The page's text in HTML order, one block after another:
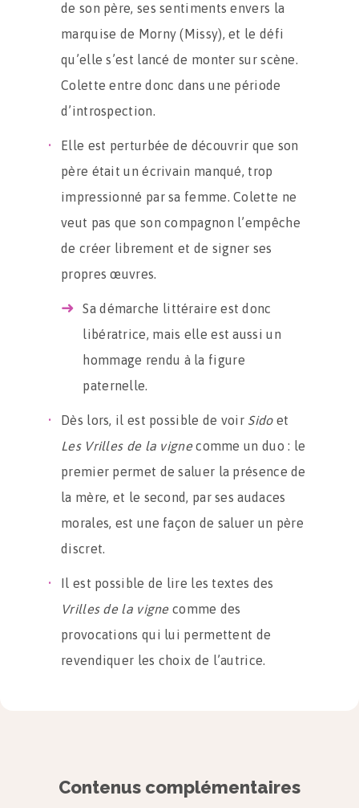
de son père, ses sentiments envers la
marquise de Morny (Missy), et le défi
qu’elle s’est lancé de monter sur scène.
Colette entre donc dans une période
d’introspection.
Elle est perturbée de découvrir que son
père était un écrivain manqué, trop
impressionné par sa femme. Colette ne
veut pas que son compagnon l’empêche
de créer librement et de signer ses
propres œuvres.
Sa démarche littéraire est donc
libératrice, mais elle est aussi un
hommage rendu à la figure
paternelle.
Dès lors, il est possible de voir Sidoet
Les Vrilles de la vignecomme un duo : le
premier permet de saluer la présence de
la mère, et le second, par ses audaces
morales, est une façon de saluer un père
discret.
Il est possible de lire les textes des
Vrilles de la vignecomme des
provocations qui lui permettent de
revendiquer les choix de l’autrice.
endroits.
Contenus complémentaires